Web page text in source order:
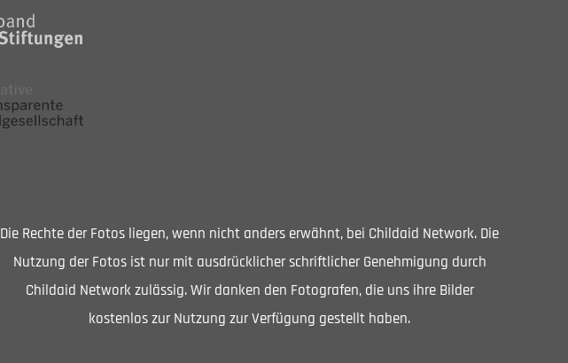
Die Rechte der Fotos liegen, wenn nicht anders erwähnt, bei Childaid Network. Die
Nutzung der Fotos ist nur mit ausdrücklicher schriftlicher Genehmigung durch
Childaid Network zulässig. Wir danken den Fotografen, die uns ihre Bilder
kostenlos zur Nutzung zur Verfügung gestellt haben.